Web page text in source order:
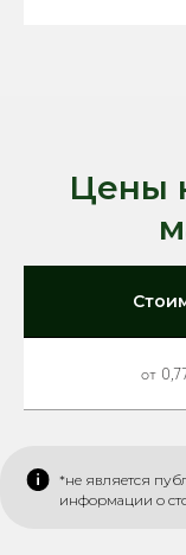
Цены
от
*не является
информации о